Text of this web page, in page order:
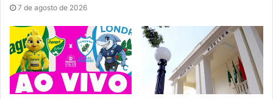
7 de agosto de 2026